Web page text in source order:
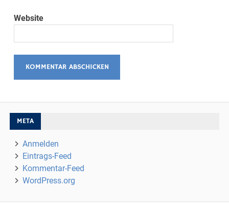
Website
META
Anmelden
Eintrags-Feed
Kommentar-Feed
WordPress.org